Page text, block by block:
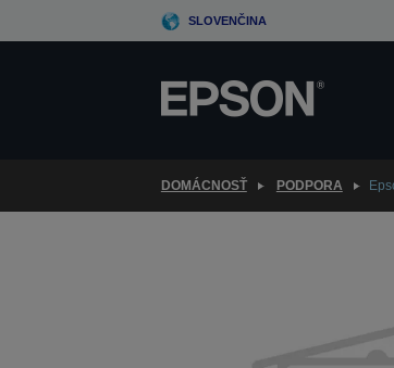
to
SLOVENČINA
DOMÁCNOSŤ PODPORA